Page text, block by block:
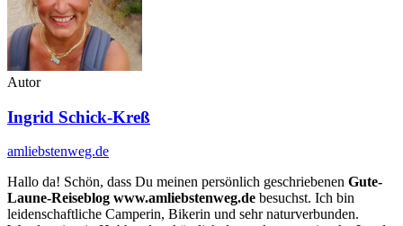
Autor
Ingrid Schick-Kreß
amliebstenweg.de
Hallo da! Schön, dass Du meinen persönlich geschriebenen Gute-
Laune-Reiseblog www.amliebstenweg.de besuchst. Ich bin
leidenschaftliche Camperin, Bikerin und sehr naturverbunden.